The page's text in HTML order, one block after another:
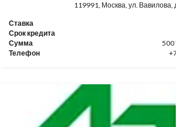
119991, Москва, ул. Вавилова,
Ставка
Срок кредита
Сумма
500
Телефон